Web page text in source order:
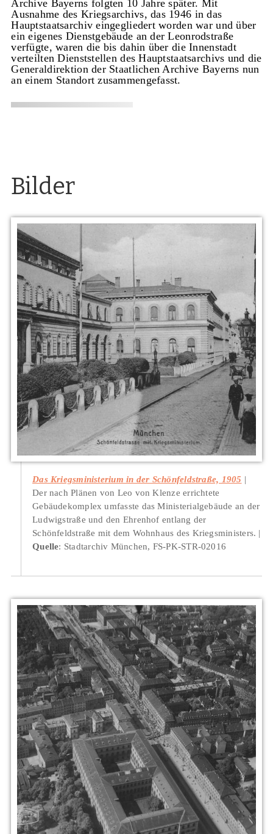
Archive Bayerns folgten 10 Jahre später. Mit
Ausnahme des Kriegsarchivs, das 1946 in das
Hauptstaatsarchiv eingegliedert worden war und über
ein eigenes Dienstgebäude an der Leonrodstraße
verfügte, waren die bis dahin über die Innenstadt
verteilten Dienststellen des Hauptstaatsarchivs und die
Generaldirektion der Staatlichen Archive Bayerns nun
an einem Standort zusammengefasst.
Bilder
Das Kriegsministerium in der Schönfeldstraße, 1905
Der nach Plänen von Leo von Klenze errichtete
Gebäudekomplex umfasste das Ministerialgebäude an der
Ludwigstraße und den Ehrenhof entlang der
Schönfeldstraße mit dem Wohnhaus des Kriegsministers.
Quelle: Stadtarchiv München, FS-PK-STR-02016